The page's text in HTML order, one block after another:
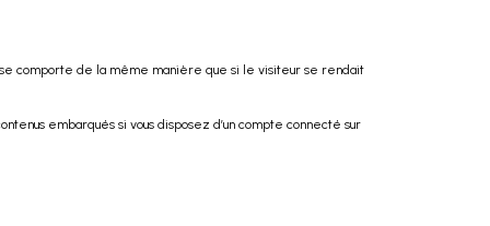
comporte de la même manière que si le visiteur se rendait
embarqués si vous disposez d’un compte connecté sur